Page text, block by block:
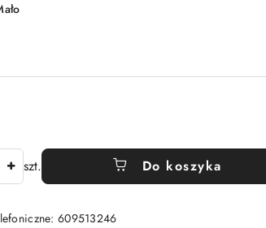
szt. Do koszyka
609513246